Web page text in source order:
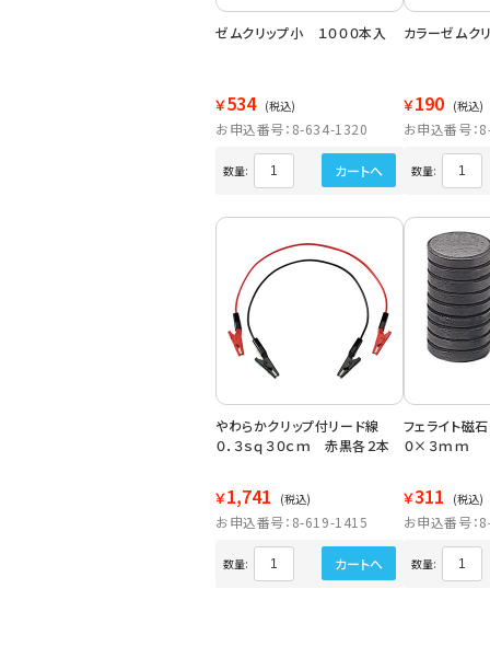
ゼムクリップ小 １０００本入
￥534 (税込)
お申込番号：8-634-1320
数量: カートへ
カラーゼムク
￥190 (税込)
お申込番号
数量:
やわらかクリップ付リード線
０．３ｓｑ３０ｃｍ 赤黒各２本
￥1,741 (税込)
お申込番号：8-619-1415
数量: カートへ
フェライト磁
０×３ｍｍ
￥311 (税込)
お申込番号
数量: